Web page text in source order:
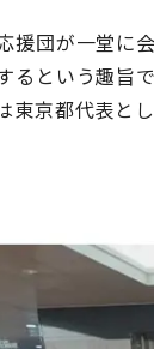
援団が一堂に
るという趣旨
東京都代表と